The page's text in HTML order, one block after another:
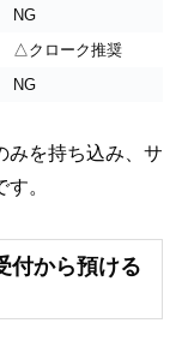
NG
△クローク推奨
NG
みを持ち込み、サ
。
付から預ける